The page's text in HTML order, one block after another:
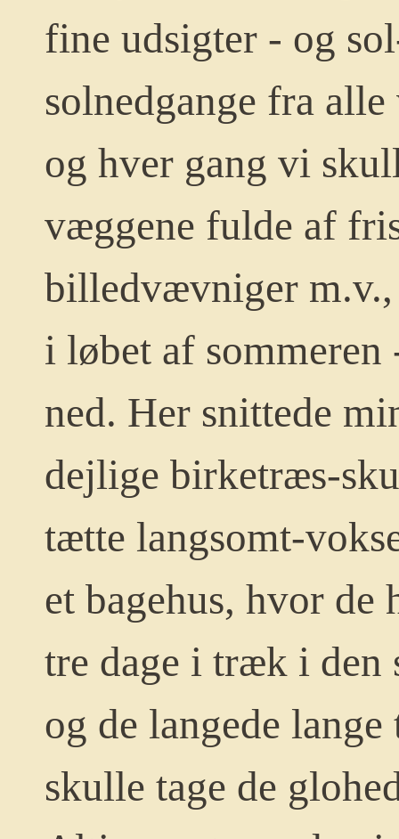
fine udsigter - og
solnedgange fra
og hver gang vi
væggene fulde af
billedvævniger m.v.,
i løbet af sommeren
ned. Her snittede
dejlige birketræs-
tætte langsomt-
et bagehus, hvor
tre dage i træk i den
og de langede
skulle tage de